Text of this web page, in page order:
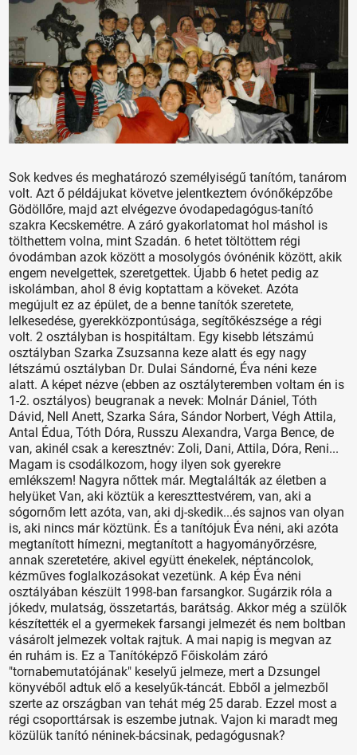
Sok kedves és meghatározó személyiségű tanítóm, tanárom
volt. Azt ő példájukat követve jelentkeztem óvónőképzőbe
Gödöllőre, majd azt elvégezve óvodapedagógus-tanító
szakra Kecskemétre. A záró gyakorlatomat hol máshol is
tölthettem volna, mint Szadán. 6 hetet töltöttem régi
óvodámban azok között a mosolygós óvónénik között, akik
engem nevelgettek, szeretgettek. Újabb 6 hetet pedig az
iskolámban, ahol 8 évig koptattam a köveket. Azóta
megújult ez az épület, de a benne tanítók szeretete,
lelkesedése, gyerekközpontúsága, segítőkészsége a régi
volt. 2 osztályban is hospitáltam. Egy kisebb létszámú
osztályban Szarka Zsuzsanna keze alatt és egy nagy
létszámú osztályban Dr. Dulai Sándorné, Éva néni keze
alatt. A képet nézve (ebben az osztályteremben voltam én is
1-2. osztályos) beugranak a nevek: Molnár Dániel, Tóth
Dávid, Nell Anett, Szarka Sára, Sándor Norbert, Végh Attila,
Antal Édua, Tóth Dóra, Russzu Alexandra, Varga Bence, de
van, akinél csak a keresztnév: Zoli, Dani, Attila, Dóra, Reni...
Magam is csodálkozom, hogy ilyen sok gyerekre
emlékszem! Nagyra nőttek már. Megtalálták az életben a
helyüket Van, aki köztük a kereszttestvérem, van, aki a
sógornőm lett azóta, van, aki dj-skedik...és sajnos van olyan
is, aki nincs már köztünk. És a tanítójuk Éva néni, aki azóta
megtanított hímezni, megtanított a hagyományőrzésre,
annak szeretetére, akivel együtt énekelek, néptáncolok,
kézműves foglalkozásokat vezetünk. A kép Éva néni
osztályában készült 1998-ban farsangkor. Sugárzik róla a
jókedv, mulatság, összetartás, barátság. Akkor még a szülők
készítették el a gyermekek farsangi jelmezét és nem boltban
vásárolt jelmezek voltak rajtuk. A mai napig is megvan az
én ruhám is. Ez a Tanítóképző Főiskolám záró
"tornabemutatójának" keselyű jelmeze, mert a Dzsungel
könyvéből adtuk elő a keselyűk-táncát. Ebből a jelmezből
szerte az országban van tehát még 25 darab. Ezzel most a
régi csoporttársak is eszembe jutnak. Vajon ki maradt meg
közülük tanító néninek-bácsinak, pedagógusnak?